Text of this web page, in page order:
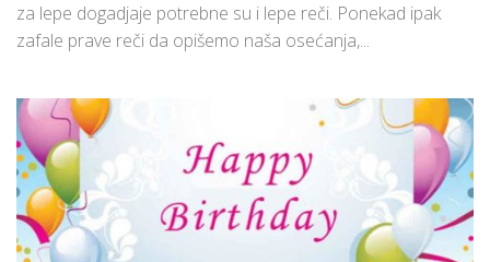
za lepe dogadjaje potrebne su i lepe reči. Ponekad ipak
zafale prave reči da opišemo naša osećanja,...